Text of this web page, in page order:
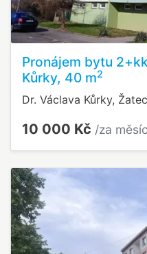
Pronájem bytu
Kůrky, 40 m2
Dr. Václava Kůrky, Žatec
10 000 Kč /za měsíc